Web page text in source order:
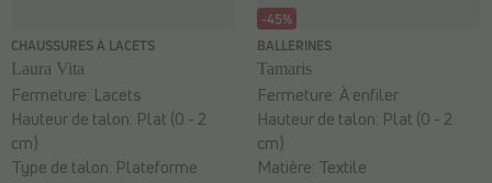
CHAUSSURES À LACETS
Laura Vita
Fermeture: Lacets
Hauteur de talon: Plat (0 - 2
cm)
Type de talon: Plateforme
-45%
BALLERINES
Tamaris
Fermeture:À enfiler
Hauteur de talon: Plat (0 - 2
cm)
Matière: Textile